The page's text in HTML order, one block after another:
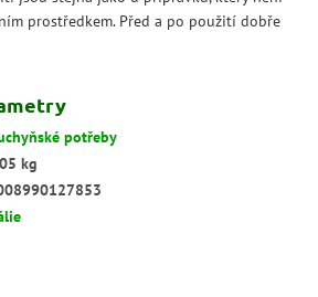
prostředkem. Před a po použití dobře
potřeby
kg